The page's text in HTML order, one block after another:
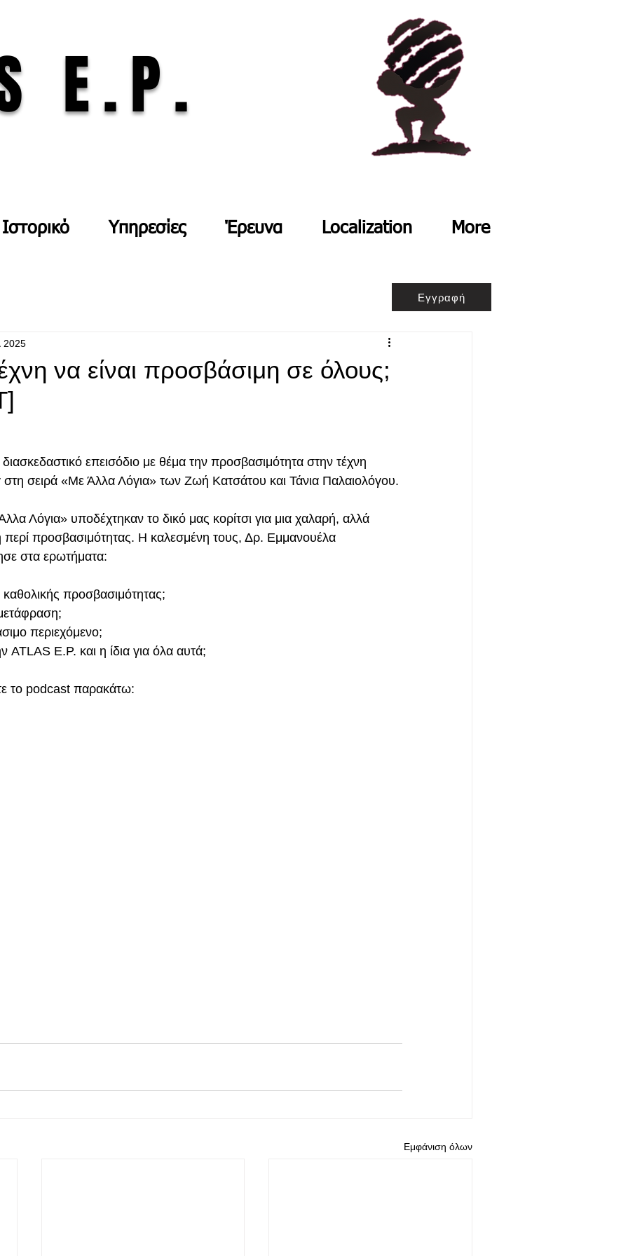
E.P.
να είναι προσβάσιμη σε όλους;
2025
επεισόδιο με θέμα την προσβασιμότητα στην τέχνη
στη σειρά «Με Άλλα Λόγια» των Ζωή Κατσάτου και Τάνια Παλαιολόγου.
Λόγια» υποδέχτηκαν το δικό μας κορίτσι για μια χαλαρή, αλλά
περί προσβασιμότητας. Η καλεσμένη τους, Δρ. Εμμανουέλα
στα ερωτήματα:
καθολικής προσβασιμότητας;
περιεχόμενο;
ATLAS E.P. και η ίδια για όλα αυτά;
το podcast παρακάτω:
Εμφάνιση όλων
Εγγραφή
Ιστορικό Υπηρεσίες Έρευνα Localization More